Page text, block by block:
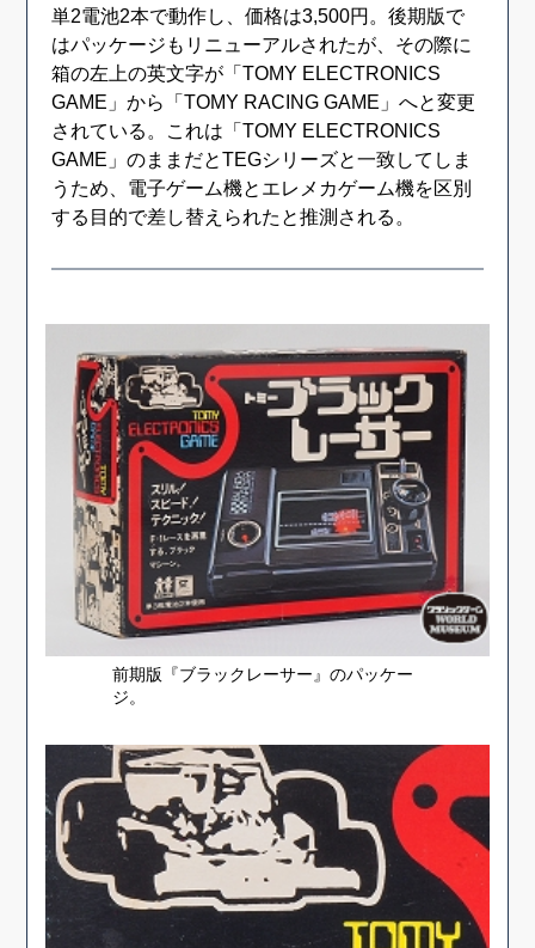
単2電池2本で動作し、価格は3,500円。後期版で
はパッケージもリニューアルされたが、その際に
箱の左上の英文字が「TOMY ELECTRONICS
GAME」から「TOMY RACING GAME」へと変更
されている。これは「TOMY ELECTRONICS
GAME」のままだとTEGシリーズと一致してしま
うため、電子ゲーム機とエレメカゲーム機を区別
する目的で差し替えられたと推測される。
前期版『ブラックレーサー』のパッケー
ジ。